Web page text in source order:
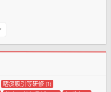
喀痰吸引等研修(1)